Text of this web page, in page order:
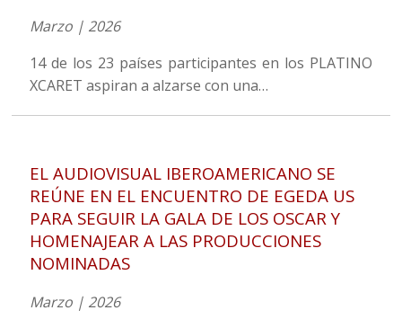
Marzo | 2026
14 de los 23 países participantes en los PLATINO
XCARET aspiran a alzarse con una…
EL AUDIOVISUAL IBEROAMERICANO SE
REÚNE EN EL ENCUENTRO DE EGEDA US
PARA SEGUIR LA GALA DE LOS OSCAR Y
HOMENAJEAR A LAS PRODUCCIONES
NOMINADAS
Marzo | 2026